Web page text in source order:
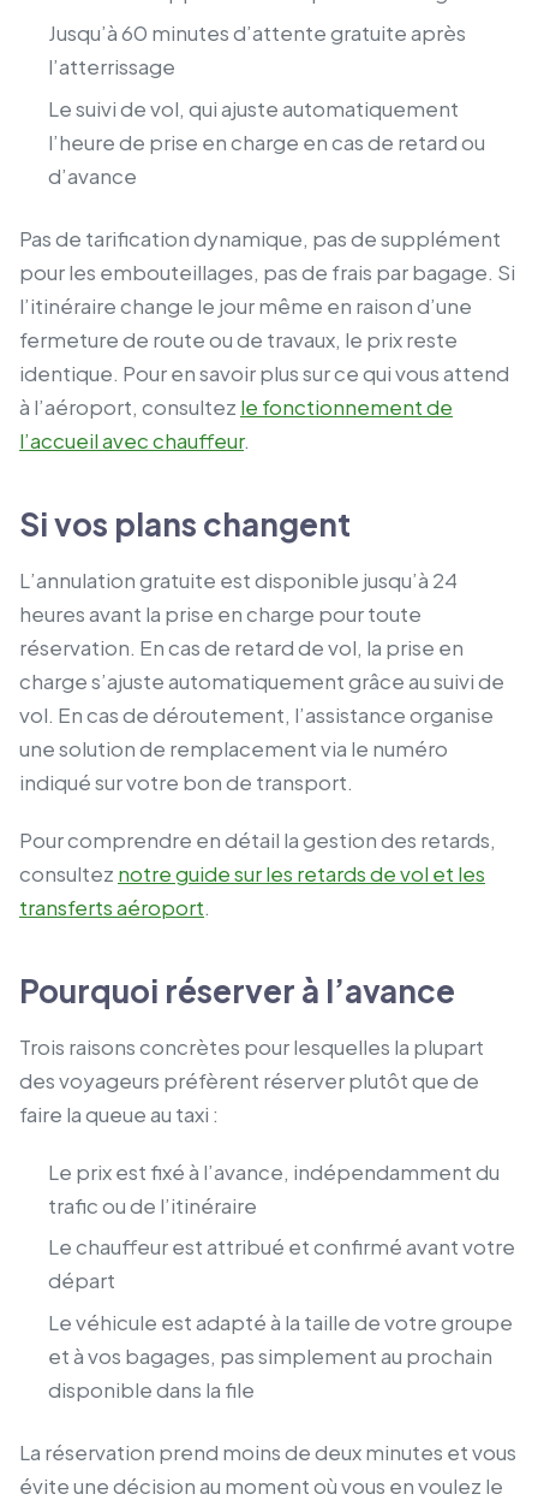
Jusqu’à 60 minutes d’attente gratuite après
l’atterrissage
Le suivi de vol, qui ajuste automatiquement
l’heure de prise en charge en cas de retard ou
d’avance
Pas de tarification dynamique, pas de supplément
pour les embouteillages, pas de frais par bagage. Si
l’itinéraire change le jour même en raison d’une
fermeture de route ou de travaux, le prix reste
identique. Pour en savoir plus sur ce qui vous attend
à l’aéroport, consultez le fonctionnement de
l’accueil avec chauffeur.
Si vos plans changent
L’annulation gratuite est disponible jusqu’à 24
heures avant la prise en charge pour toute
réservation. En cas de retard de vol, la prise en
charge s’ajuste automatiquement grâce au suivi de
vol. En cas de déroutement, l’assistance organise
une solution de remplacement via le numéro
indiqué sur votre bon de transport.
Pour comprendre en détail la gestion des retards,
consultez notre guide sur les retards de vol et les
transferts aéroport.
Pourquoi réserver à l’avance
Trois raisons concrètes pour lesquelles la plupart
des voyageurs préfèrent réserver plutôt que de
faire la queue au taxi :
Le prix est fixé à l’avance, indépendamment du
trafic ou de l’itinéraire
Le chauffeur est attribué et confirmé avant votre
départ
Le véhicule est adapté à la taille de votre groupe
et à vos bagages, pas simplement au prochain
disponible dans la file
La réservation prend moins de deux minutes et vous
évite une décision au moment où vous en voulez le